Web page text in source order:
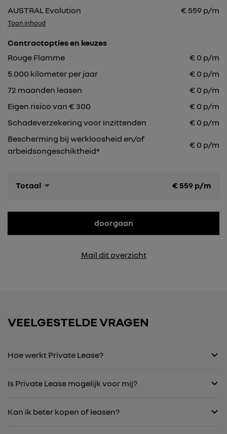
AUSTRAL Evolution
€ 559 p/m
Toon inhoud
Contractopties en keuzes
Rouge Flamme
€ 0 p/m
5.000 kilometer per jaar € 0 p/m
72 maanden leasen € 0 p/m
Eigen risico van € 300
€ 0 p/m
Schadeverzekering voor inzittenden
€ 0 p/m
Bescherming bij werkloosheid en/of
arbeidsongeschiktheid*
€ 0 p/m
Totaal € 559 p/m
doorgaan
Mail dit overzicht
VEELGESTELDE VRAGEN
Hoe werkt Private Lease?
Is Private Lease mogelijk voor mij?
Kan ik beter kopen of leasen?